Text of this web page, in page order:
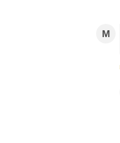
M